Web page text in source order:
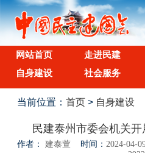
网站首页 走进民建
自身建设
社会服务
当前位置：首页 > 自身建设
民建泰州市委会机关
作者： 建泰萱 时间： 2024-04-